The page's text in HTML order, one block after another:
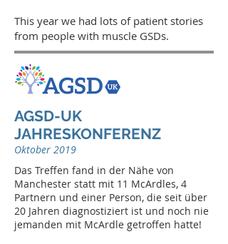
This year we had lots of patient stories
from people with muscle GSDs.
AGSD-UK
JAHRESKONFERENZ
Oktober 2019
Das Treffen fand in der Nähe von
Manchester statt mit 11 McArdles, 4
Partnern und einer Person, die seit über
20 Jahren diagnostiziert ist und noch nie
jemanden mit McArdle getroffen hatte!